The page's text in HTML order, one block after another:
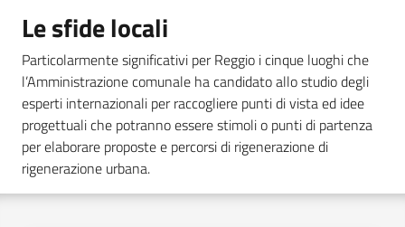
Le sfide locali
Particolarmente significativi per Reggio i cinque luoghi che
l’Amministrazione comunale ha candidato allo studio degli
esperti internazionali per raccogliere punti di vista ed idee
progettuali che potranno essere stimoli o punti di partenza
per elaborare proposte e percorsi di rigenerazione di
rigenerazione urbana.